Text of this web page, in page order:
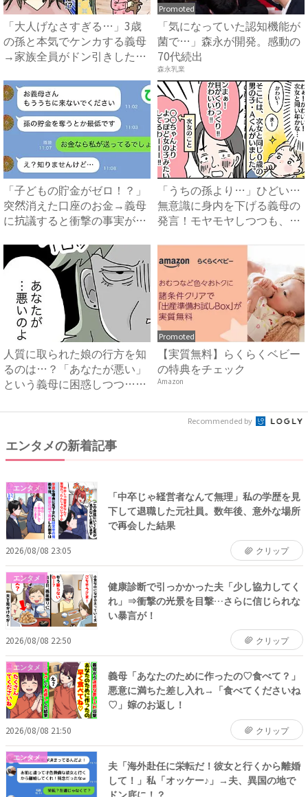
「大人げなさすぎる…」3歳
の孫と本気でケンカする義母
→家族全員がドン引きした、
Promoted
「気になっていた認知機能が
菌で…」森永が開発。感動の
70代続出
森永乳業
「子どもの貯金がゼロ！？」
突然消えた口座のお金→義母
に抗議すると衝撃の事実が判
「うちの孫より…」ひどい…
無意識に身内を下げる義母の
発言！モヤモヤしつつも、私
人質に取られた娘の行方を知
るのは…？「あなたが悪い」
という義母に困惑しつつ…
Promoted
【実質無料】らくらくベビー
の特典をチェック
Amazon
Recommended by
エンタメの新着記事
エンタメ
「中卒じゃ経営者なんて無理」私の学歴を見
下して退職した元社員。数年後、意外な場所
で再会した結果
2026/08/08 23:05 クリップ
エンタメ
健康診断で引っかかった夫「少し協力してく
れ」⇒衝撃の光景を目撃…さらに信じられな
い暴言が！
2026/08/08 22:50 クリップ
エンタメ
義母「あなたのために作ったの♡食べて？」
悪意に満ちた差し入れ→「食べてくださいね
♡」嫁のお返し！
2026/08/08 21:50 クリップ
エンタメ
夫「海外赴任に栄転だ！彼女と行くから離婚
して！」私「オッケー♪」→夫、異国の地で
ドン底に！？